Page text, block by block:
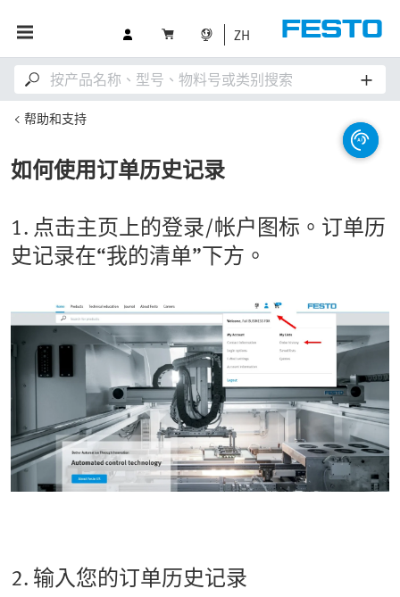
ZH
帮助和支持
如何使用订单历史记录
1. 点击主页上的登录/帐户图标。订单历
史记录在“我的清单”下方。
2. 输入您的订单历史记录